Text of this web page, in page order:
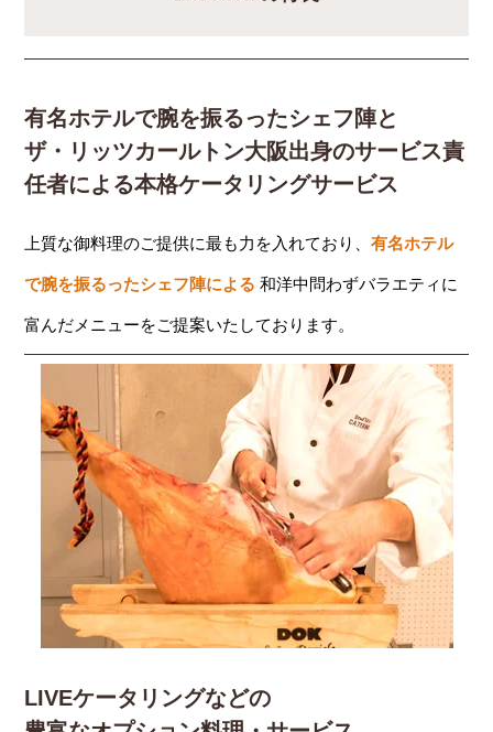
有名ホテルで腕を振るったシェフ陣と
ザ・リッツカールトン大阪出身のサービス責
任者による本格ケータリングサービス
上質な御料理のご提供に最も力を入れており、有名ホテル
で腕を振るったシェフ陣による 和洋中問わずバラエティに
富んだメニューをご提案いたしております。
LIVEケータリングなどの